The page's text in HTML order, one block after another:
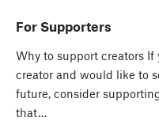
For Supporters
Why to support creators
creator and would like to
future, consider
that…